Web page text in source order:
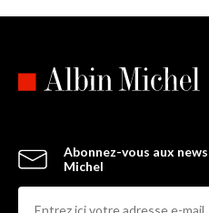
Abonnez-vous aux
Michel